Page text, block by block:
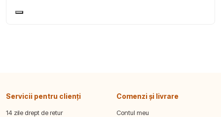
Servicii pentru clienți
14 zile drept de retur
Comenzi și livrare
Contul meu